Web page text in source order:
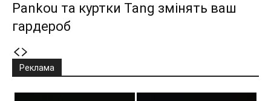
Pankou та куртки Tang змінять ваш
гардероб
Реклама